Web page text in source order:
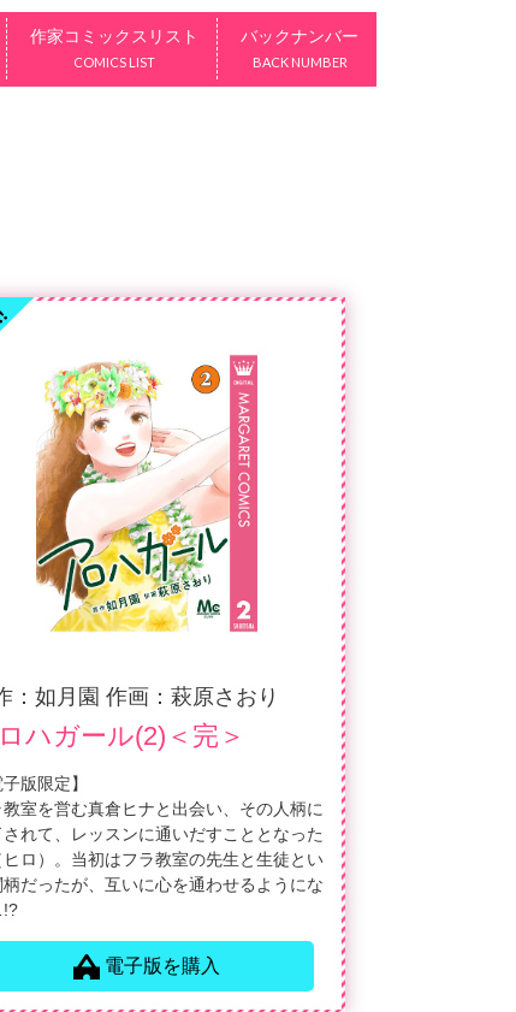
作家コミックスリスト
COMICS LIST
バックナンバー
BACK NUMBER
：如月園 作画：萩原さおり
ハガール(2)＜完＞
子版限定】
教室を営む真倉ヒナと出会い、その人柄に
されて、レッスンに通いだすこととなった
ヒロ）。当初はフラ教室の先生と生徒とい
柄だったが、互いに心を通わせるようにな
電子版を購入